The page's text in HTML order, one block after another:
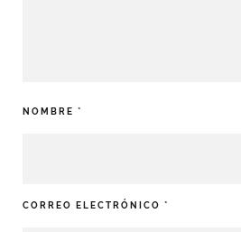
NOMBRE *
CORREO ELECTRÓNICO *